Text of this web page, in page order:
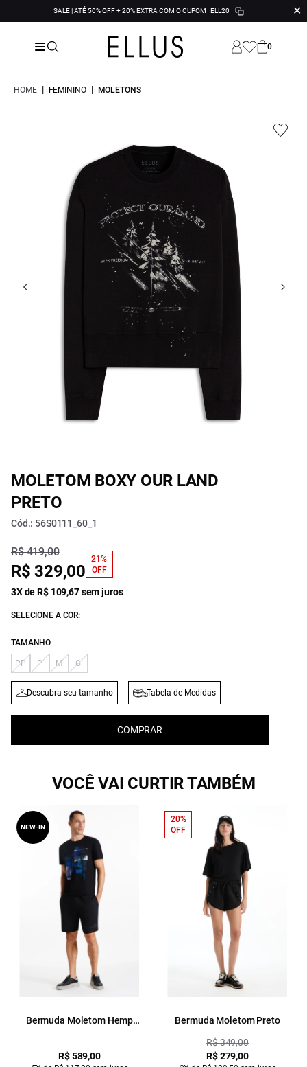
SALE | ATÉ 50% OFF + 20% EXTRA COM O CUPOM ELL20 ✕
0
HOME | FEMININO | MOLETONS
MOLETOM BOXY OUR LAND
PRETO
Cód.: 56S0111_60_1
R$ 419,00
R$ 329,00
21%
OFF
3X de R$ 109,67 sem juros
SELECIONE A COR:
TAMANHO
PP P M G
Descubra seu tamanho Tabela de Medidas
COMPRAR
VOCÊ VAI CURTIR TAMBÉM
Bermuda Moletom Hemp
R$ 589,00
NEW-IN
Bermuda Moletom Preto
R$ 349,00
R$ 279,00
20%
OFF